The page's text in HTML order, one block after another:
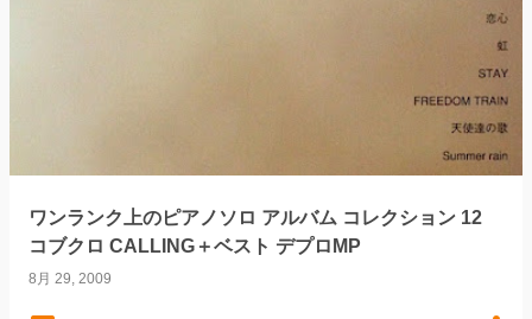
ワンランク上のピアノソロ アルバム コレクション 12
コブクロ CALLING＋ベスト デプロMP
8月 29, 2009